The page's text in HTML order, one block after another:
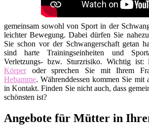
gemeinsam sowohl von Sport in der
leichter Bewegung. Dabei dürfen Sie
Sie schon vor der Schwangerschaft getan
sind harte Trainingseinheiten und
Verletzungs- bzw. Sturzrisiko. Wichtig
Körperoder sprechen Sie mit Ihrem
Hebamme. Währenddessen kommen Sie mit
in Kontakt. Finden Sie nicht auch, dass
schönsten ist?
Angebote für Mütter in